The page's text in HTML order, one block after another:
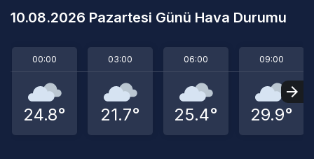
10.08.2026 Pazartesi Günü Hava Durumu
00:00
24.8°
03:00
21.7°
06:00
25.4°
09:00
29.9°